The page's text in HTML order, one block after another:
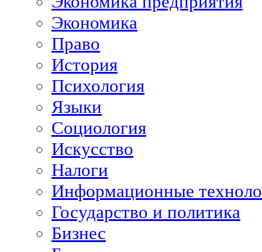
Экономика
Право
История
Психология
Языки
Социология
Искусство
Налоги
Информационные
Государство и политика
Бизнес